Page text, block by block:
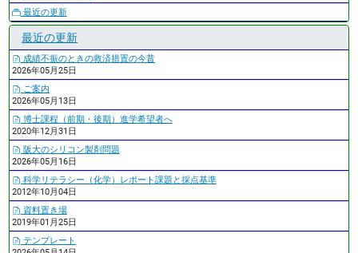
最近の更新
最近の更新
成績不振のときの救済措置の今昔
2026年05月25日
ご案内
2026年05月13日
博士課程（前期・後期）進学希望者へ
2020年12月31日
阪大のシリコン製剤問題
2026年05月16日
科学リテラシー（化学）レポート課題と採点基準
2012年10月04日
資料置き場
2019年01月25日
テンプレート